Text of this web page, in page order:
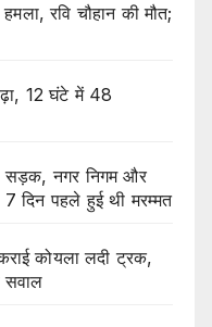
रवि चौहान की मौत;
12 घंटे में 48
सड़क, नगर निगम और
दिन पहले हुई थी मरम्मत
कोयला लदी ट्रक,
सवाल